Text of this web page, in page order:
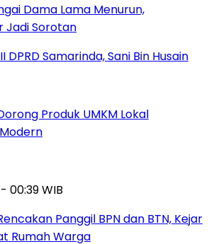
Dama Lama Menurun,
Jadi Sorotan
Produk UMKM Lokal
00:39 WIB
Panggil BPN dan BTN, Kejar
Rumah Warga